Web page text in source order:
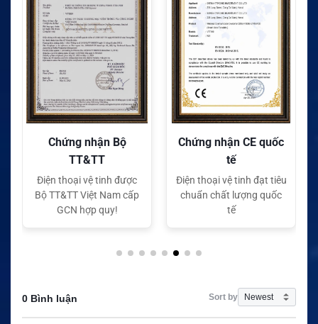
Chứng nhận Bộ
TT&TT
Điện thoại vệ tinh được
Bộ TT&TT Việt Nam cấp
GCN hợp quy!
Chứng nhận CE quốc
tế
Điện thoại vệ tinh đạt tiêu
chuẩn chất lượng quốc
tế
0 Bình luận Sort by